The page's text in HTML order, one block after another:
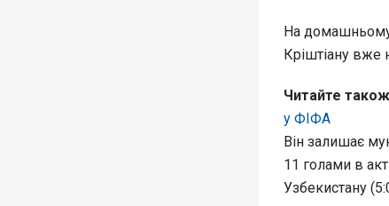
На домашньому
Кріштіану вже
Читайте
у ФІФА
Він залишає
11 голами в
Узбекистану